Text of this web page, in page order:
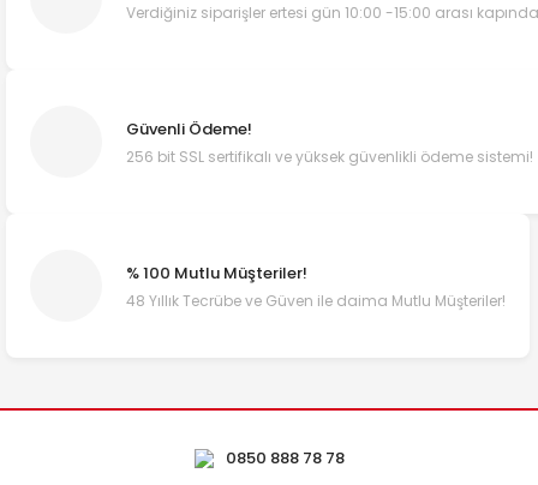
Verdiğiniz siparişler ertesi gün 10:00 -15:00 arası
Güvenli Ödeme!
256 bit SSL sertifikalı ve yüksek güvenlikli ödeme sistemi!
% 100 Mutlu Müşteriler!
48 Yıllık Tecrübe ve Güven ile daima Mutlu Müşteriler!
0850 888 78 78